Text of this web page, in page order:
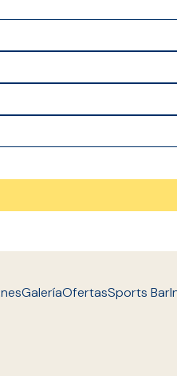
GaleríaOfertasSports Bar